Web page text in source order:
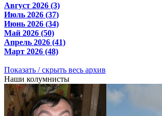
Август 2026 (3)
Июль 2026 (37)
Июнь 2026 (34)
Май 2026 (50)
Апрель 2026 (41)
Март 2026 (48)
Показать / скрыть весь архив
Наши колумнисты